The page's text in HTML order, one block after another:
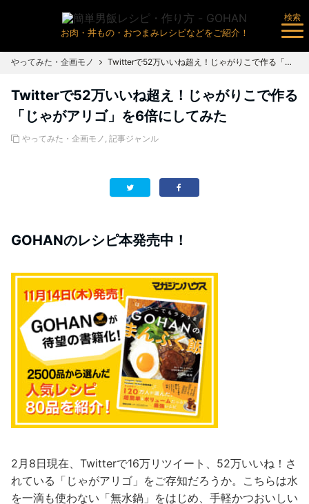
お肉・丼もの・おつまみレシピなどをご紹介！
検索
やってみた・企画モノ Twitterで52万いいね超え！じゃがりこで作る「じゃがアリゴ」を6倍にしてみた
Twitterで52万いいね超え！じゃがりこで作る
「じゃがアリゴ」を6倍にしてみた
やってみた・企画モノ , 記事ジャンル
GOHANのレシピ本発売中！
2月8日現在、Twitterで16万リツイート、52万いいね！さ
れている「じゃがアリゴ」をご存知だろうか。こちらは水
を一滴も使わない「無水鍋」をはじめ、手軽かつおいしい